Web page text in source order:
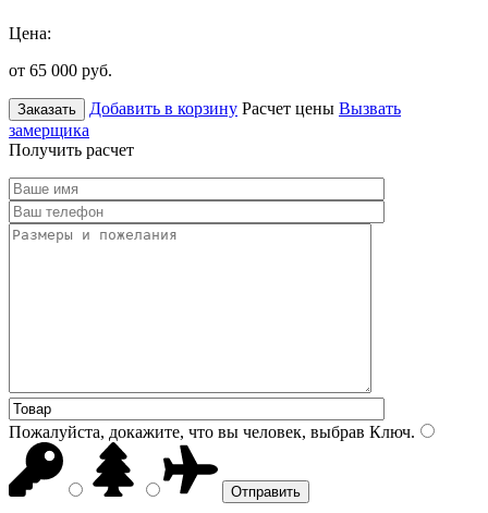
Цена:
от 65 000 руб.
Заказать Добавить в корзину Расчет цены Вызвать
замерщика
Получить расчет
Пожалуйста, докажите, что вы человек, выбрав Ключ.